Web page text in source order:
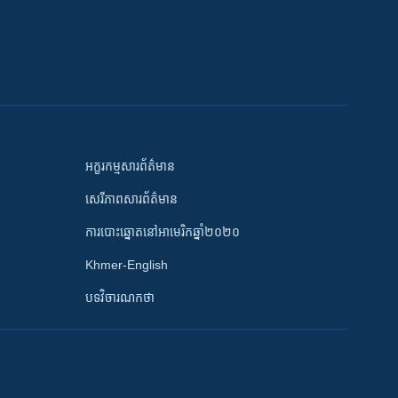
អក្ខរកម្មសារព័ត៌មាន
សេរីភាពសារព័ត៌មាន
ការបោះឆ្នោតនៅអាមេរិកឆ្នាំ២០២០
Khmer-English
បទវិចារណកថា